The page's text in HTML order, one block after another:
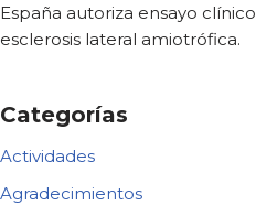
España autoriza ensayo
esclerosis lateral amiotrófica.
Categorías
Actividades
Agradecimientos